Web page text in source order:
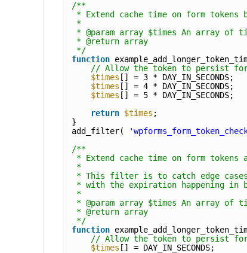
/**
* Extend cache time on form tokens
*
* @param array $times An array of
* @return array
*/
function
// Allow the token to persist
$times [] = 3 * DAY_IN_SECONDS;
$times [] = 4 * DAY_IN_SECONDS;
$times [] = 5 * DAY_IN_SECONDS;
return $times ;
}
add_filter(
/**
* Extend cache time on form tokens
*
* This filter is to catch edge cases
* with the expiration happening in
*
* @param array $times An array of
* @return array
*/
function
// Allow the token to persist
$times [] = DAY_IN_SECONDS;